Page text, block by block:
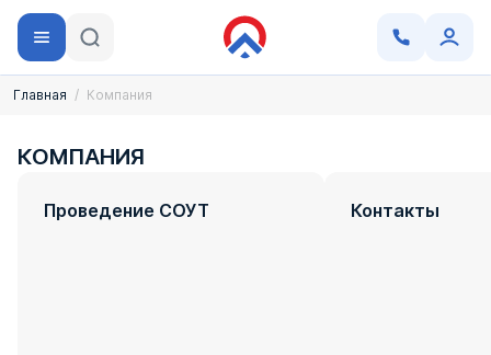
Главная Компания
КОМПАНИЯ
Проведение СОУТ Контакты